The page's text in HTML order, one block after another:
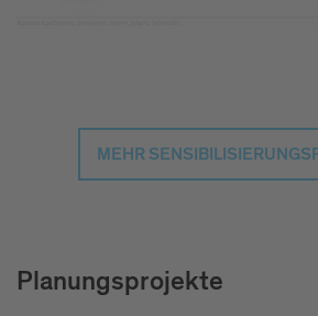
MEHR
Planungsprojekte